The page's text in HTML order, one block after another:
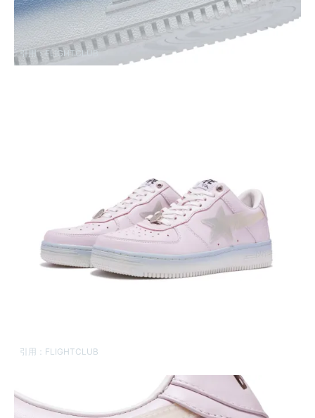
引用： FLIGHTCLUB
引用： FLIGHTCLUB